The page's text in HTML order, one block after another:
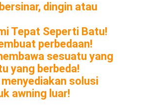
dingin atau
Tepat Seperti Batu!
perbedaan!
sesuatu yang
yang berbeda!
solusi
awning luar!